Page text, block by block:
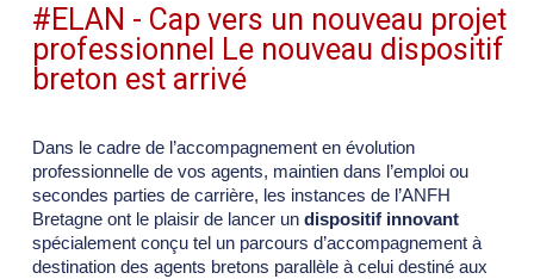
#ELAN - Cap vers un nouveau projet
professionnel Le nouveau dispositif
breton est arrivé
Dans le cadre de l’accompagnement en évolution
professionnelle de vos agents, maintien dans l’emploi ou
secondes parties de carrière, les instances de l’ANFH
Bretagne ont le plaisir de lancer un dispositif innovant
spécialement conçu tel un parcours d’accompagnement à
destination des agents bretons parallèle à celui destiné aux